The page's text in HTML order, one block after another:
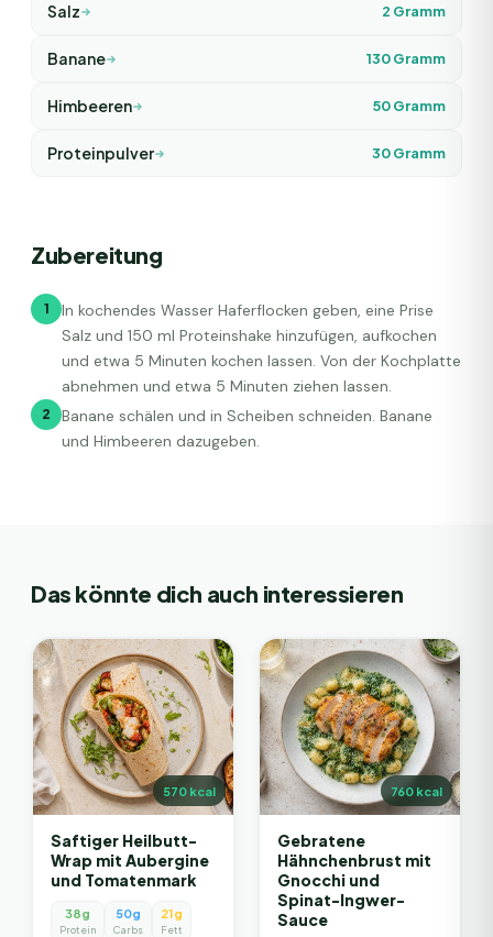
Salz 2 Gramm
Banane 130Gramm
Himbeeren 50Gramm
Proteinpulver 30Gramm
Zubereitung
1
In kochendes Wasser Haferflocken geben, eine Prise
Salz und 150 ml Proteinshake hinzufügen, aufkochen
und etwa 5 Minuten kochen lassen. Von der Kochplatte
abnehmen und etwa 5 Minuten ziehen lassen.
2
Banane schälen und in Scheiben schneiden. Banane
und Himbeeren dazugeben.
Das könnte dich auch interessieren
570kcal
Saftiger Heilbutt-
Wrap mit Aubergine
und Tomatenmark
38g
Protein
50g
Carbs
21g
Fett
760kcal
Gebratene
Hähnchenbrust mit
Gnocchi und
Spinat-Ingwer-
Sauce